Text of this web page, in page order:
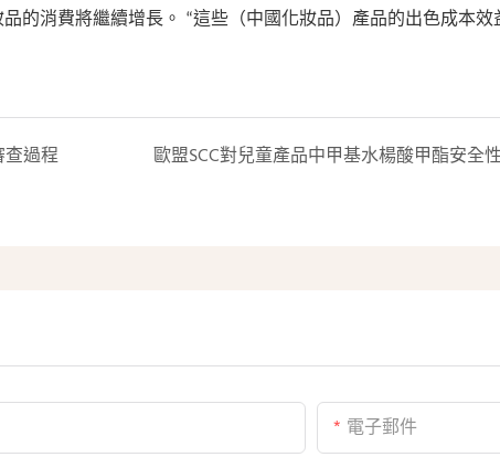
的消費將繼續增長。 “這些（中國化妝品）產品的出色成本效
查過程
電子郵件